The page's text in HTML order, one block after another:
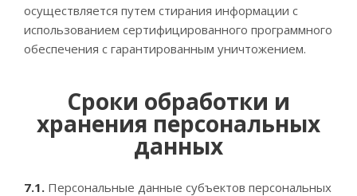
осуществляется путем стирания информации с
использованием сертифицированного программного
обеспечения с гарантированным уничтожением.
Сроки обработки и
хранения персональных
данных
7.1. Персональные данные субъектов персональных